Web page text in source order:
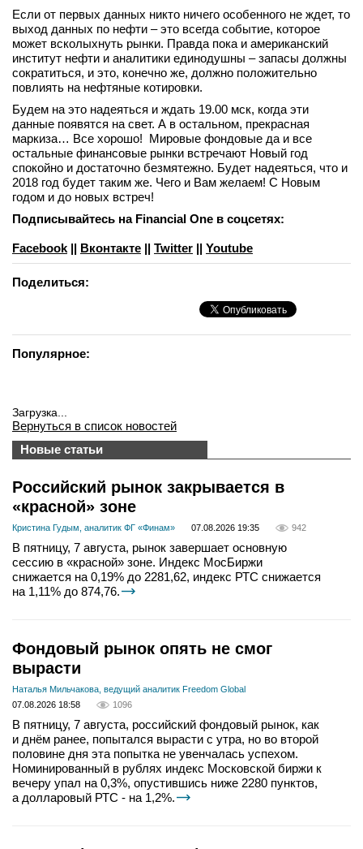
Если от первых данных никто ничего особенного не ждет, то
выход данных по нефти – это всегда событие, которое
может всколыхнуть рынки. Правда пока и американский
институт нефти и аналитики единодушны – запасы должны
сократиться, и это, конечно же, должно положительно
повлиять на нефтяные котировки.
Будем на это надеяться и ждать 19.00 мск, когда эти
данные появятся на свет. А в остальном, прекрасная
маркиза… Все хорошо! Мировые фондовые да и все
остальные финансовые рынки встречают Новый год
спокойно и достаточно безмятежно. Будет надеяться, что и
2018 год будет таким же. Чего и Вам желаем! С Новым
годом и до новых встреч!
Подписывайтесь на Financial One в соцсетях:
Facebook || Вконтакте || Twitter || Youtube
Поделиться:
Популярное:
Загрузка...
Вернуться в список новостей
Новые статьи
Российский рынок закрывается в
«красной» зоне
Кристина Гудым, аналитик ФГ «Финам» 07.08.2026 19:35 942
В пятницу, 7 августа, рынок завершает основную
сессию в «красной» зоне. Индекс МосБиржи
снижается на 0,19% до 2281,62, индекс РТС снижается
на 1,11% до 874,76.
Фондовый рынок опять не смог
вырасти
Наталья Мильчакова, ведущий аналитик Freedom Global
07.08.2026 18:58
1096
В пятницу, 7 августа, российский фондовый рынок, как
и днём ранее, попытался вырасти с утра, но во второй
половине дня эта попытка не увенчалась успехом.
Номинированный в рублях индекс Московской биржи к
вечеру упал на 0,3%, опустившись ниже 2280 пунктов,
а долларовый РТС - на 1,2%.